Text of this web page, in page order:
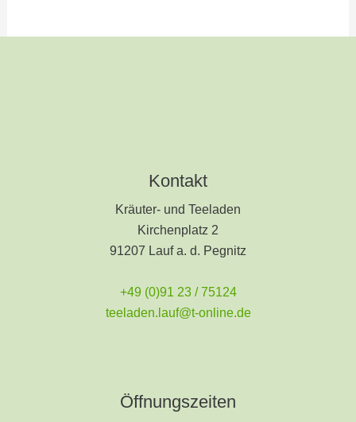
Kontakt
Kräuter- und Teeladen
Kirchenplatz 2
91207 Lauf a. d. Pegnitz
+49 (0)91 23 / 75124
teeladen.lauf@t-online.de
Öffnungszeiten